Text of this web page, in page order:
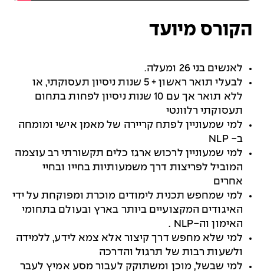
הקורס מיועד
לאנשים בני 26 ומעלה.
לבעלי תואר ראשון + 5 שנות ניסיון תעסוקתי, או
ללא תואר אך עם 10 שנות ניסיון לפחות בתחום
תעסוקתי רלוונטי
למי שמעוניין לפתח קריירה של מאמן אישי ומומחה
ב-NLP
למי שמעוניין לרכוש ארגז כלים תקשורתי רב עוצמה
המוביל לפריצות דרך משמעותיות בחייו ובחיי
אחרים
למי שמחפש תכנית לימודים מוכרת ומפוקחת על ידי
האיגודים המקצועיים ביותר בארץ ובעולם בתחומי
האימון וה-NLP
.
למי שלא מחפש דרך קיצור אלא צמא לידע, ללמידה
ולשעות רבות של תרגול והדרכה
למי שבשל, מוכן ומשתוקק לעבור מסע אמיץ לעבר